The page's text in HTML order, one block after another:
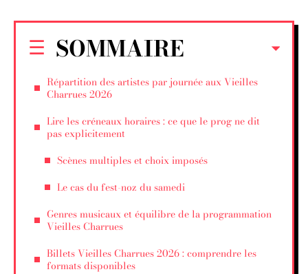
SOMMAIRE
Répartition des artistes par journée aux Vieilles
Charrues 2026
Lire les créneaux horaires : ce que le prog ne dit
pas explicitement
Scènes multiples et choix imposés
Le cas du fest-noz du samedi
Genres musicaux et équilibre de la programmation
Vieilles Charrues
Billets Vieilles Charrues 2026 : comprendre les
formats disponibles